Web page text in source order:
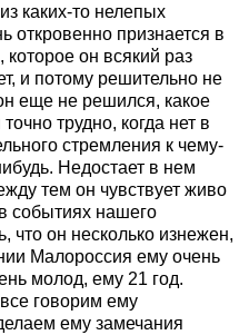
каких-то нелепых
откровенно признается в
он всякий раз
и потому решительно не
еще не решился, какое
трудно, когда нет в
стремления к чему-
Недостает в нем
тем он чувствует живо
событиях нашего
что он несколько изнежен,
Малороссия ему очень
молод, ему 21 год.
говорим ему
ему замечания